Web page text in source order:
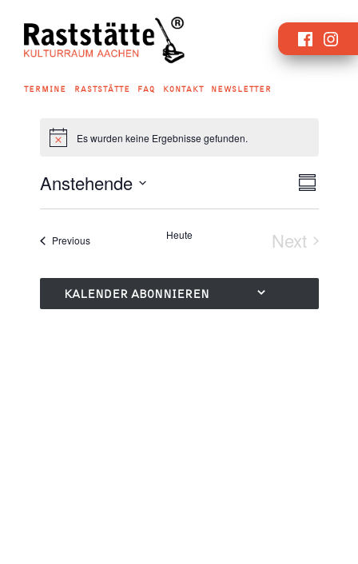
Inhalt
TERMINE RASTSTÄTTE FAQ KONTAKT NEWSLETTER
Es wurden keine Ergebnisse gefunden.
Summary
Anstehende
Select
PreviousVeranstaltungen Heute
Next
KALENDER ABONNIEREN